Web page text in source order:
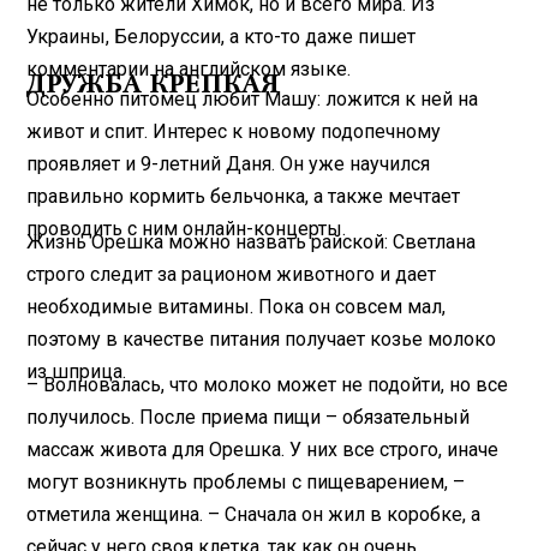
Украины, Белоруссии, а кто-то даже пишет
комментарии на английском языке.
ДРУЖБА КРЕПКАЯ
Особенно питомец любит Машу: ложится к ней на
живот и спит. Интерес к новому подопечному
проявляет и 9-летний Даня. Он уже научился
правильно кормить бельчонка, а также мечтает
проводить с ним онлайн-концерты.
Жизнь Орешка можно назвать райской: Светлана
строго следит за рационом животного и дает
необходимые витамины. Пока он совсем мал,
поэтому в качестве питания получает козье молоко
из шприца.
– Волновалась, что молоко может не подойти, но все
получилось. После приема пищи – обязательный
массаж живота для Орешка. У них все строго, иначе
могут возникнуть проблемы с пищеварением, –
отметила женщина. – Сначала он жил в коробке, а